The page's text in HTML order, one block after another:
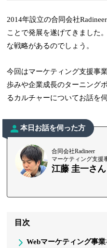
2014年設立の合同会社
ことで発展を遂げてきました
な戦略があるのでしょう。
今回はマーケティング支援事
歩みや企業成長のターニング
るカルチャーについてお話を
本日お話を伺った方
合同会社Radineer
マーケティング支援
江藤 圭一さん
目次
Webマーケティング事